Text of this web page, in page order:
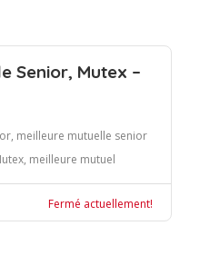
Senior, Mutex –
meilleure mutuelle senior
meilleure mutuel
Fermé actuellement!